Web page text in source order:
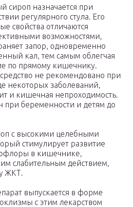
сироп назначается при
регулярного стула. Его
свойства отличаются
возможностями,
запор, одновременно
кал, тем самым облегчая
по прямому кишечнику.
не рекомендовано при
некоторых заболеваний,
и кишечная непроходимость.
при беременности и детям до
с высокими целебными
стимулирует развитие
в кишечнике,
слабительным действием,
ЖКТ.
выпускается в форме
с этим лекарством